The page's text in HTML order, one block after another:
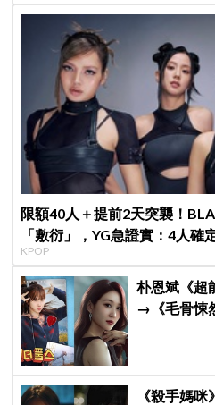
限額40人＋提前2天突襲！
「敷衍」，YG急證實：4人確
KPOP
朴恩斌《超
→《毛骨悚
《殺手媽